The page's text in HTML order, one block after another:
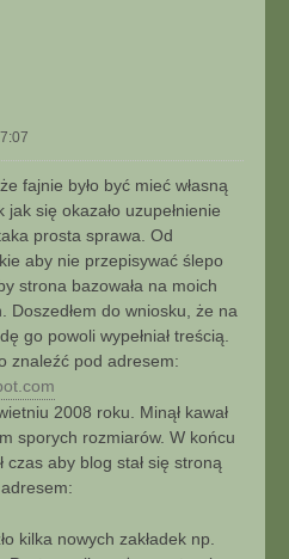
fajnie było być mieć własną
się okazało uzupełnienie
prosta sprawa. Od
aby nie przepisywać ślepo
strona bazowała na moich
Doszedłem do wniosku, że na
go powoli wypełniał treścią.
znaleźć pod adresem:
2008 roku. Minął kawał
sporych rozmiarów. W końcu
czas aby blog stał się stroną
kilka nowych zakładek np.